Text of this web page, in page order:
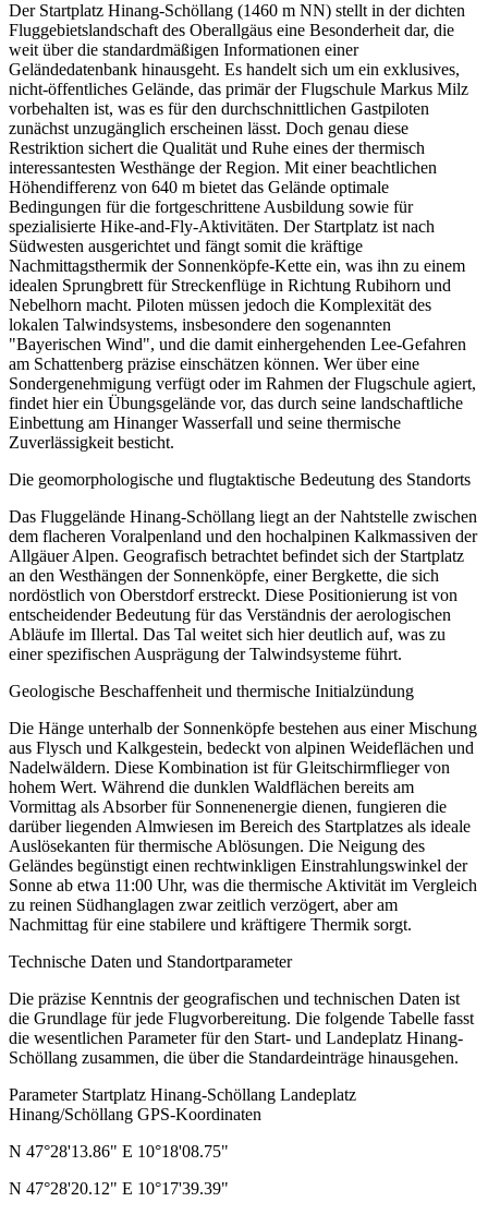
Der Startplatz Hinang-Schöllang (1460 m NN) stellt in der dichten
Fluggebietslandschaft des Oberallgäus eine Besonderheit dar, die
weit über die standardmäßigen Informationen einer
Geländedatenbank hinausgeht. Es handelt sich um ein exklusives,
nicht-öffentliches Gelände, das primär der Flugschule Markus Milz
vorbehalten ist, was es für den durchschnittlichen Gastpiloten
zunächst unzugänglich erscheinen lässt. Doch genau diese
Restriktion sichert die Qualität und Ruhe eines der thermisch
interessantesten Westhänge der Region. Mit einer beachtlichen
Höhendifferenz von 640 m bietet das Gelände optimale
Bedingungen für die fortgeschrittene Ausbildung sowie für
spezialisierte Hike-and-Fly-Aktivitäten. Der Startplatz ist nach
Südwesten ausgerichtet und fängt somit die kräftige
Nachmittagsthermik der Sonnenköpfe-Kette ein, was ihn zu einem
idealen Sprungbrett für Streckenflüge in Richtung Rubihorn und
Nebelhorn macht. Piloten müssen jedoch die Komplexität des
lokalen Talwindsystems, insbesondere den sogenannten
"Bayerischen Wind", und die damit einhergehenden Lee-Gefahren
am Schattenberg präzise einschätzen können. Wer über eine
Sondergenehmigung verfügt oder im Rahmen der Flugschule agiert,
findet hier ein Übungsgelände vor, das durch seine landschaftliche
Einbettung am Hinanger Wasserfall und seine thermische
Zuverlässigkeit besticht.
Die geomorphologische und flugtaktische Bedeutung des Standorts
Das Fluggelände Hinang-Schöllang liegt an der Nahtstelle zwischen
dem flacheren Voralpenland und den hochalpinen Kalkmassiven der
Allgäuer Alpen. Geografisch betrachtet befindet sich der Startplatz
an den Westhängen der Sonnenköpfe, einer Bergkette, die sich
nordöstlich von Oberstdorf erstreckt. Diese Positionierung ist von
entscheidender Bedeutung für das Verständnis der aerologischen
Abläufe im Illertal. Das Tal weitet sich hier deutlich auf, was zu
einer spezifischen Ausprägung der Talwindsysteme führt.
Geologische Beschaffenheit und thermische Initialzündung
Die Hänge unterhalb der Sonnenköpfe bestehen aus einer Mischung
aus Flysch und Kalkgestein, bedeckt von alpinen Weideflächen und
Nadelwäldern. Diese Kombination ist für Gleitschirmflieger von
hohem Wert. Während die dunklen Waldflächen bereits am
Vormittag als Absorber für Sonnenenergie dienen, fungieren die
darüber liegenden Almwiesen im Bereich des Startplatzes als ideale
Auslösekanten für thermische Ablösungen. Die Neigung des
Geländes begünstigt einen rechtwinkligen Einstrahlungswinkel der
Sonne ab etwa 11:00 Uhr, was die thermische Aktivität im Vergleich
zu reinen Südhanglagen zwar zeitlich verzögert, aber am
Nachmittag für eine stabilere und kräftigere Thermik sorgt.
Technische Daten und Standortparameter
Die präzise Kenntnis der geografischen und technischen Daten ist
die Grundlage für jede Flugvorbereitung. Die folgende Tabelle fasst
die wesentlichen Parameter für den Start- und Landeplatz Hinang-
Schöllang zusammen, die über die Standardeinträge hinausgehen.
Parameter Startplatz Hinang-Schöllang Landeplatz
Hinang/Schöllang GPS-Koordinaten
N 47°28'13.86" E 10°18'08.75"
N 47°28'20.12" E 10°17'39.39"